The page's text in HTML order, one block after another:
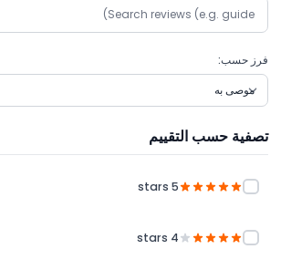
فرز حسب:
تصفية حسب التقييم
5 stars
4 stars